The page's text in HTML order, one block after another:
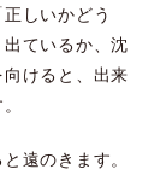
しいかどう
ているか、沈
けると、出来
遠のきます。